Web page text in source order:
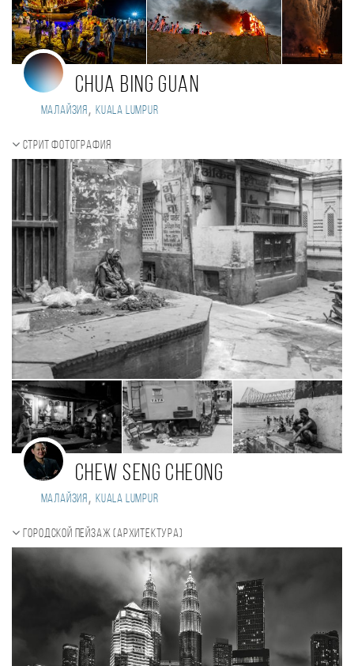
Chua Bing Guan
Малайзия , Kuala Lumpur
Стрит фотография
Chew Seng Cheong
Малайзия , Kuala Lumpur
Городской пейзаж (Архитектура)